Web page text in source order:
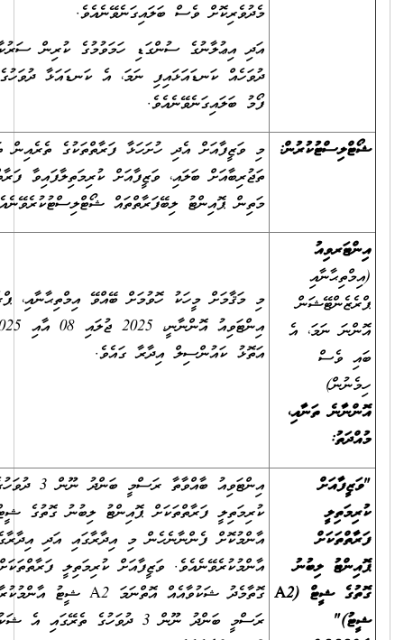
މެދުވެރިކޮށް ވެސް ބަލައިގަނެވޭނެއެވެ.
އަދި އިޢުލާނުގެ ސުންގަޑި ހަމަވުމުގެ ކުރިން ސަރުކާރުން އަލަށް ބަންދު
ދުވަހެއް ކަނޑައަޅައިފި ނަމަ، އެ ކަނޑައަޅާ ދުވަހުގެ އަދަދަށް ވަޒީފާއަށް އެދޭ
މި ވަޒީފާއަށް އެދި ހުށަހަޅާ ފަރާތްތަކުގެ ތެރެއިން ތަޢުލީމީ ފެންވަރާއި
ތަޖުރިބާއަށް ބަލައި، ވަޒީފާއަށް ކުރިމަތިލާފައިވާ ފަރާތްތަކުގެ ތެރެއިން އެންމެ
މަތިން ޕޮއިންޓު ލިބޭފަރާތްތައް ޝޯޓްލިސްޓުކުރެވޭނެއެވެ.
މި މަޤާމަށް މީހަކު ހޮވުމަށް ބޭއްވޭ އިމްތިޙާނާއި، ޕްރެޒެންޓޭޝަން އަދި
އިންޓަވިއު އޮންނާނީ، 2025 ޖުލައި 08 އާއި 2025 ޖުލައި 16 އާ ދެމެދު،
އަތޮޅު ކައުންސިލް އިދާރާ ގައެވެ.
އިންޓަވިއު ބާއްވާތާ ރަސްމީ ބަންދު ނޫން 3 ދުވަހުގެ ތެރޭގައި "ވަޒީފާއަށް
ކުރިމަތިލީ ފަރާތްތަކަށް ޕޮއިންޓު ލިބުނު ގޮތުގެ ޝީޓް (A2 ޝީޓު)"
އާންމުކޮށް ފެންނާނެހެން މި އިދާރާގައި އަދި އިދާރާގެ ވެބްސައިޓްގައި
އާންމުކުރެވޭނެއެވެ. ވަޒީފާއަށް ކުރިމަތިލީ ފަރާތްތަކަށް ޕޮއިންޓު ދެވިފައިވާ
ގޮތާމެދު ޝަކުވާއެއް އޮތްނަމަ A2 ޝީޓު އާންމުކުރާ ދުވަހުން ފެށިގެން
ރަސްމީ ބަންދު ނޫން 3 ދުވަހުގެ ތެރޭގައި އެ ޝަކުވާއެއް މި އިދާރާއަށް